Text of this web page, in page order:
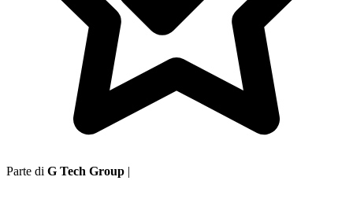
Parte di G Tech Group |